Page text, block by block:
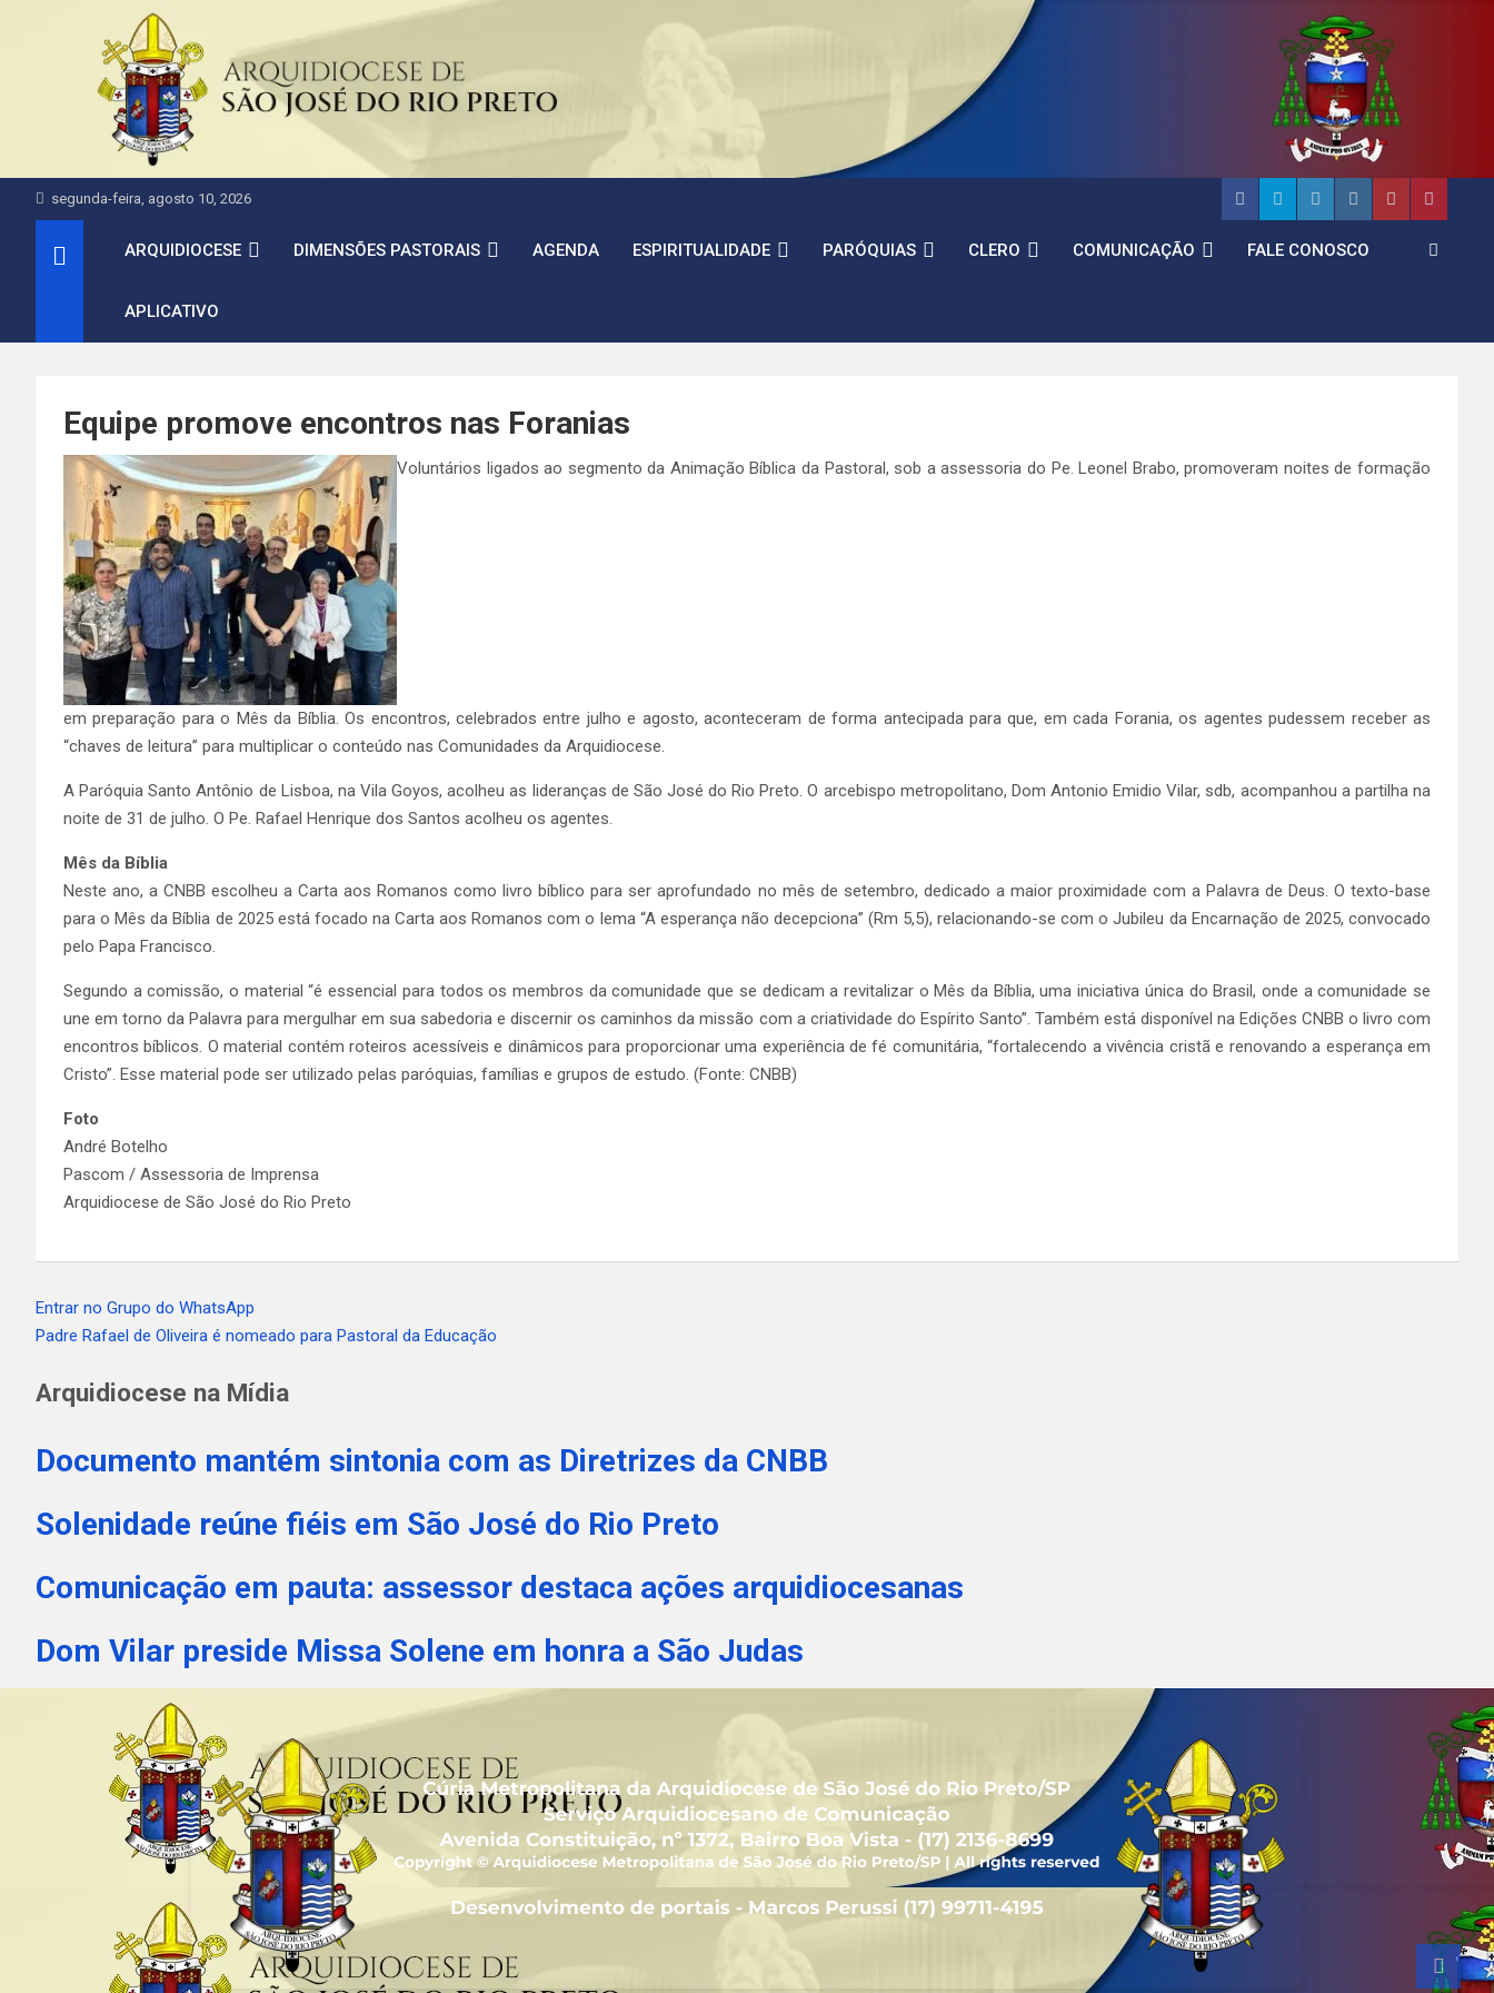
segunda-feira, agosto 10, 2026
ARQUIDIOCESE DIMENSÕES PASTORAIS AGENDA ESPIRITUALIDADE PARÓQUIAS CLERO COMUNICAÇÃO FALE CONOSCO
APLICATIVO
Equipe promove encontros nas Foranias
Voluntários ligados ao segmento da Animação Bíblica da Pastoral, sob a assessoria do Pe. Leonel Brabo, promoveram noites de formação
em preparação para o Mês da Bíblia. Os encontros, celebrados entre julho e agosto, aconteceram de forma antecipada para que, em cada Forania, os agentes pudessem receber as
“chaves de leitura” para multiplicar o conteúdo nas Comunidades da Arquidiocese.
A Paróquia Santo Antônio de Lisboa, na Vila Goyos, acolheu as lideranças de São José do Rio Preto. O arcebispo metropolitano, Dom Antonio Emidio Vilar, sdb, acompanhou a partilha na
noite de 31 de julho. O Pe. Rafael Henrique dos Santos acolheu os agentes.
Mês da Bíblia
Neste ano, a CNBB escolheu a Carta aos Romanos como livro bíblico para ser aprofundado no mês de setembro, dedicado a maior proximidade com a Palavra de Deus. O texto-base
para o Mês da Bíblia de 2025 está focado na Carta aos Romanos com o lema “A esperança não decepciona” (Rm 5,5), relacionando-se com o Jubileu da Encarnação de 2025, convocado
pelo Papa Francisco.
Segundo a comissão, o material “é essencial para todos os membros da comunidade que se dedicam a revitalizar o Mês da Bíblia, uma iniciativa única do Brasil, onde a comunidade se
une em torno da Palavra para mergulhar em sua sabedoria e discernir os caminhos da missão com a criatividade do Espírito Santo”. Também está disponível na Edições CNBB o livro com
encontros bíblicos. O material contém roteiros acessíveis e dinâmicos para proporcionar uma experiência de fé comunitária, “fortalecendo a vivência cristã e renovando a esperança em
Cristo”. Esse material pode ser utilizado pelas paróquias, famílias e grupos de estudo. (Fonte: CNBB)
Foto
André Botelho
Pascom / Assessoria de Imprensa
Arquidiocese de São José do Rio Preto
Navegação
Post
Entrar no Grupo do WhatsApp
Padre Rafael de Oliveira é nomeado para Pastoral da Educação
Arquidiocese na Mídia
Documento mantém sintonia com as Diretrizes da CNBB
Solenidade reúne fiéis em São José do Rio Preto
Comunicação em pauta: assessor destaca ações arquidiocesanas
Dom Vilar preside Missa Solene em honra a São Judas